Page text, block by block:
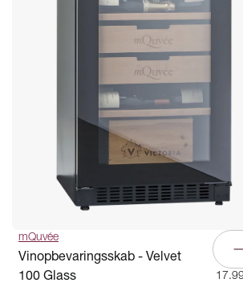
mQuvée
Vinopbevaringsskab - Velvet
100 Glass